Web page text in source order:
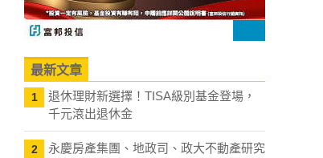
最新文章
1
退休理財新選擇！TISA級別基金登場，
千元滾出退休金
2
永慶房產集團、地政司、政大不動產研究